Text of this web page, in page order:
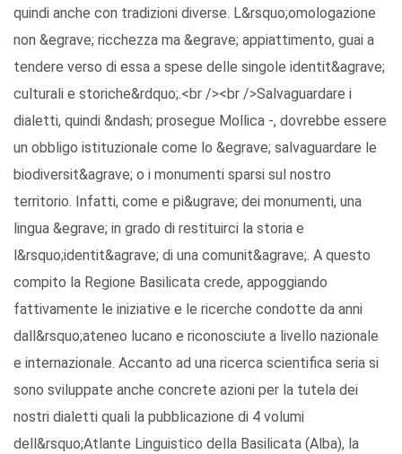
quindi anche con tradizioni diverse. L&rsquo;omologazione
non &egrave; ricchezza ma &egrave; appiattimento, guai a
tendere verso di essa a spese delle singole identit&agrave;
culturali e storiche&rdquo;.<br /><br />Salvaguardare i
dialetti, quindi &ndash; prosegue Mollica -, dovrebbe essere
un obbligo istituzionale come lo &egrave; salvaguardare le
biodiversit&agrave; o i monumenti sparsi sul nostro
territorio. Infatti, come e pi&ugrave; dei monumenti, una
lingua &egrave; in grado di restituirci la storia e
l&rsquo;identit&agrave; di una comunit&agrave;. A questo
compito la Regione Basilicata crede, appoggiando
fattivamente le iniziative e le ricerche condotte da anni
dall&rsquo;ateneo lucano e riconosciute a livello nazionale
e internazionale. Accanto ad una ricerca scientifica seria si
sono sviluppate anche concrete azioni per la tutela dei
nostri dialetti quali la pubblicazione di 4 volumi
dell&rsquo;Atlante Linguistico della Basilicata (Alba), la